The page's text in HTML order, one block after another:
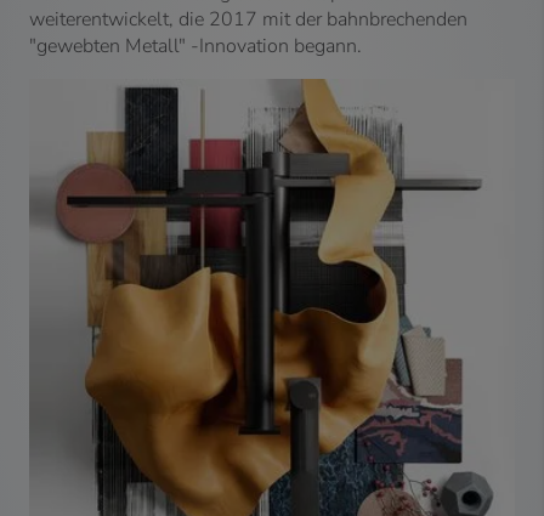
weiterentwickelt, die 2017 mit der bahnbrechenden
"gewebten Metall" -Innovation begann.